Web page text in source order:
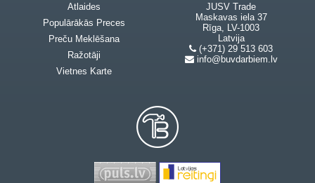
Atlaides
Populārākās Preces
Preču Meklēšana
Ražotāji
Vietnes Karte
JUSV Trade
Maskavas iela 37
Rīga, LV-1003
Latvija
(+371) 29 513 603
info@buvdarbiem.lv